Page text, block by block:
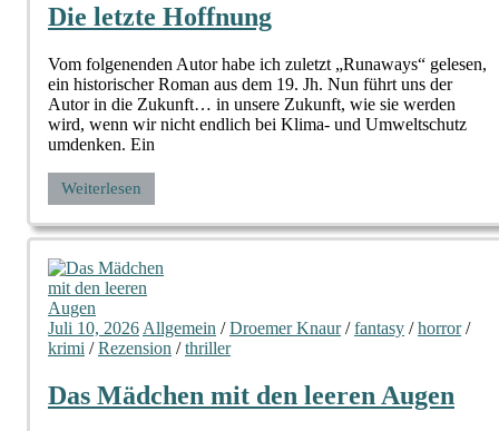
Die letzte Hoffnung
Vom folgenenden Autor habe ich zuletzt „Runaways“ gelesen,
ein historischer Roman aus dem 19. Jh. Nun führt uns der
Autor in die Zukunft… in unsere Zukunft, wie sie werden
wird, wenn wir nicht endlich bei Klima- und Umweltschutz
umdenken. Ein
Weiterlesen
Juli 10, 2026 Allgemein /Droemer Knaur/fantasy /horror/
krimi /Rezension /thriller
Das Mädchen mit den leeren Augen